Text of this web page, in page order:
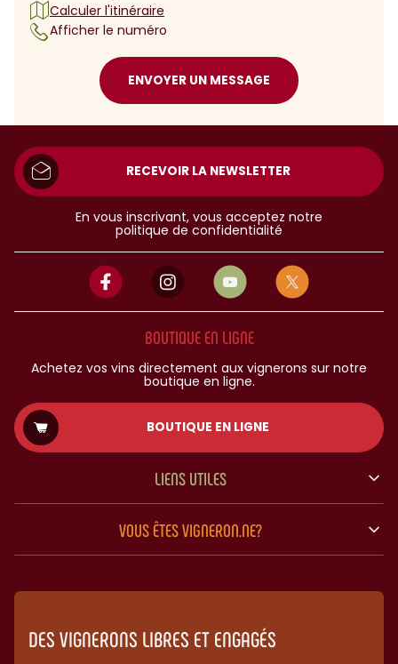
Calculer l'itinéraire
Afficher le numéro
ENVOYER UN MESSAGE
RECEVOIR LA NEWSLETTER
En vous inscrivant, vous acceptez notre
politique de confidentialité
BOUTIQUE EN LIGNE
Achetez vos vins directement aux vignerons sur notre
boutique en ligne.
BOUTIQUE EN LIGNE
LIENS UTILES
VOUS ÊTES VIGNERON.NE?
DES VIGNERONS LIBRES ET ENGAGÉS